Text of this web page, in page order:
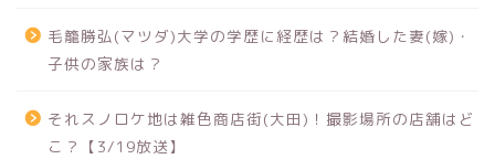
毛籠勝弘(マツダ)大学の学歴に経歴は？結婚した妻(嫁)・
子供の家族は？
それスノロケ地は雑色商店街(大田)！撮影場所の店舗はど
こ？【3/19放送】